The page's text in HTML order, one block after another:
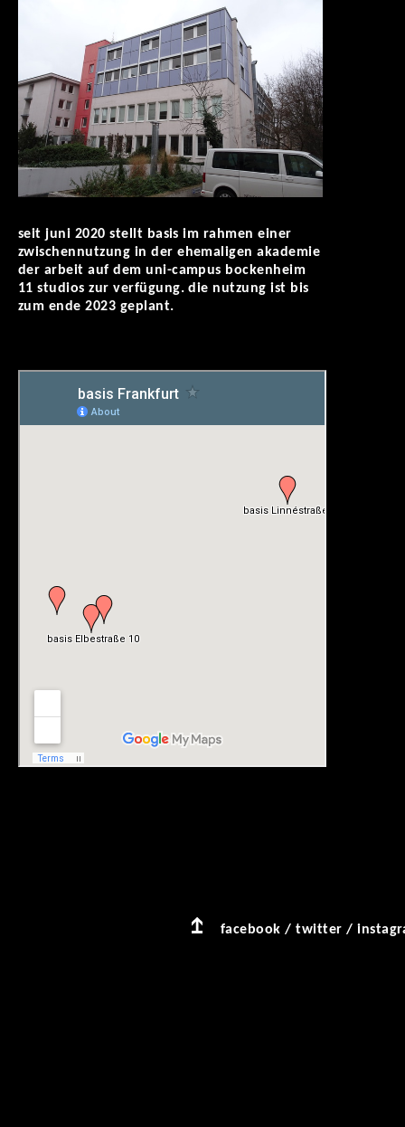
seit juni 2020 stellt basis im rahmen einer
zwischennutzung in der ehemaligen akademie
der arbeit auf dem uni-campus bockenheim
11 studios zur verfügung. die nutzung ist bis
zum ende 2023 geplant.
facebook /twitter /